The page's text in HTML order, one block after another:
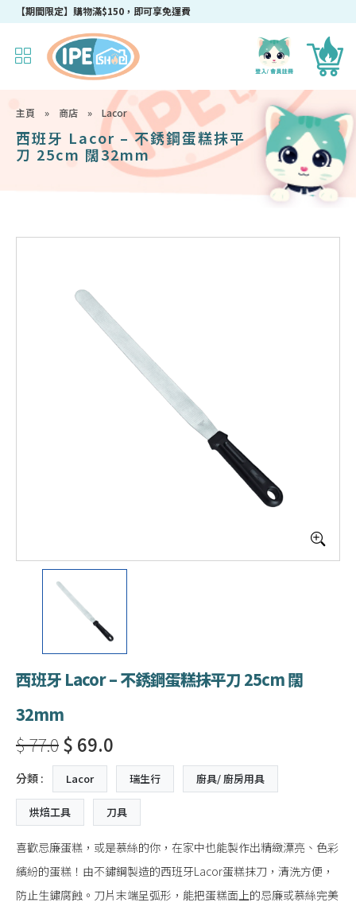
【期間限定】購物滿$150，即可享免運費
主頁 » 商店 » Lacor
西班牙 Lacor – 不銹鋼蛋糕抹平
刀 25cm 闊32mm
西班牙 Lacor – 不銹鋼蛋糕抹平刀 25cm 闊
32mm
$ 77.0$ 69.0
分類 : Lacor 瑞生行 廚具/ 廚房用具
烘焙工具 刀具
喜歡忌廉蛋糕，或是慕絲的你，在家中也能製作出精緻漂亮、色彩
繽紛的蛋糕！由不鏽鋼製造的西班牙Lacor蛋糕抹刀，清洗方便，
防止生鏽腐蝕。刀片末端呈弧形，能把蛋糕面上的忌廉或慕絲完美